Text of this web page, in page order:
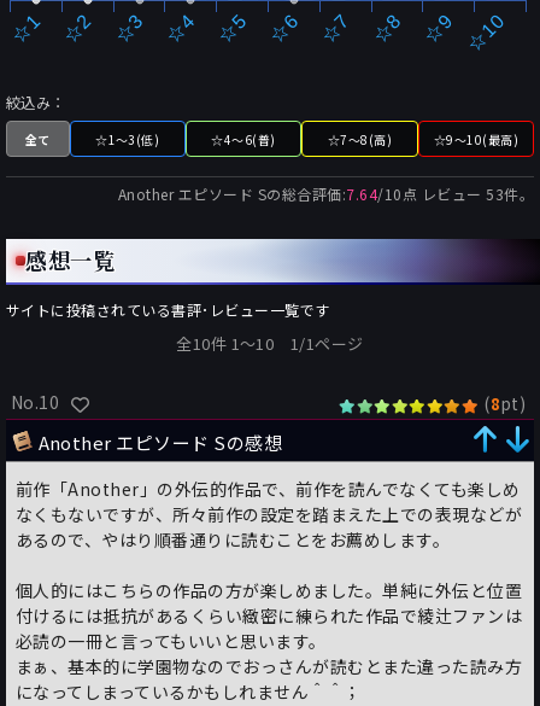
☆1 ☆2 ☆3 ☆4 ☆5 ☆6 ☆7 ☆8 ☆9 ☆10
絞込み：
全て ☆1～3(低) ☆4～6(普) ☆7～8(高) ☆9～10(最高)
Another エピソード Sの総合評価:7.64/10点 レビュー53件。
感想一覧
サイトに投稿されている書評･レビュー一覧です
全10件 1〜10 1/1ページ
No.10 (8pt)
Another エピソード Sの感想
前作「Another」の外伝的作品で、前作を読んでなくても楽しめ
なくもないですが、所々前作の設定を踏まえた上での表現などが
あるので、やはり順番通りに読むことをお薦めします。
個人的にはこちらの作品の方が楽しめました。単純に外伝と位置
付けるには抵抗があるくらい緻密に練られた作品で綾辻ファンは
必読の一冊と言ってもいいと思います。
まぁ、基本的に学園物なのでおっさんが読むとまた違った読み方
になってしまっているかもしれません＾＾；